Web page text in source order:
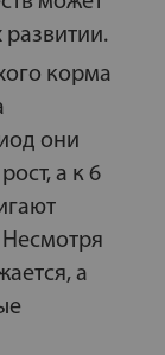
развитии.
корма
они
а к 6
а